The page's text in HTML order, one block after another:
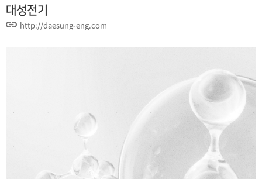
대성전기
http://daesung-eng.com